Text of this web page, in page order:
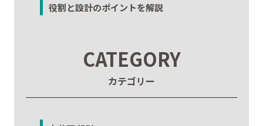
役割と設計のポイントを解説
CATEGORY
カテゴリー